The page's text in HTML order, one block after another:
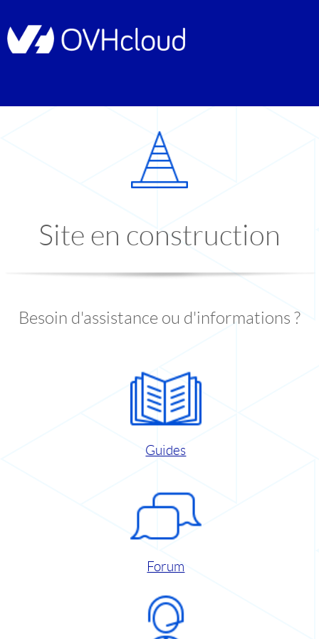
Site en construction
Besoin d'assistance ou d'informations ?
Guides
Forum